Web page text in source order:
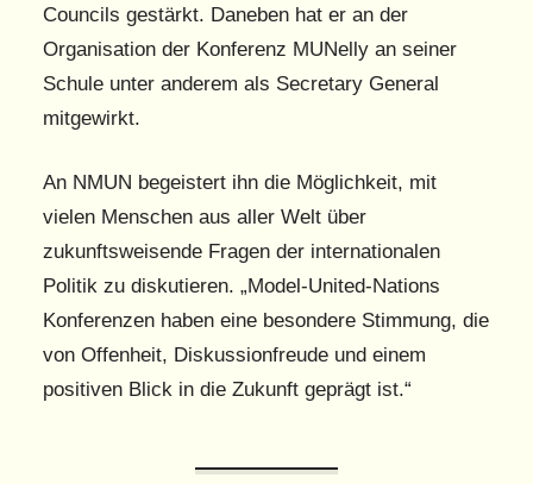
Councils gestärkt. Daneben hat er an der
Organisation der Konferenz MUNelly an seiner
Schule unter anderem als Secretary General
mitgewirkt.
An NMUN begeistert ihn die Möglichkeit, mit
vielen Menschen aus aller Welt über
zukunftsweisende Fragen der internationalen
Politik zu diskutieren. „Model-United-Nations
Konferenzen haben eine besondere Stimmung, die
von Offenheit, Diskussionfreude und einem
positiven Blick in die Zukunft geprägt ist.“